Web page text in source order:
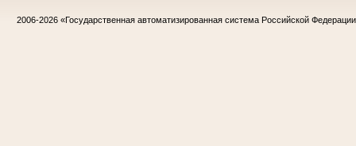
2006-2026 «Государственная автоматизированная система Российской